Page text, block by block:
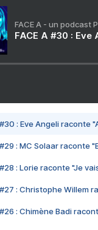
FACE A - un podcast
FACE A #30 :
#30 : Eve Angeli raconte
#29 : MC Solaar raconte
#28 : Lorie raconte "Je
#27 : Christophe Willem
#26 : Chimène Badi